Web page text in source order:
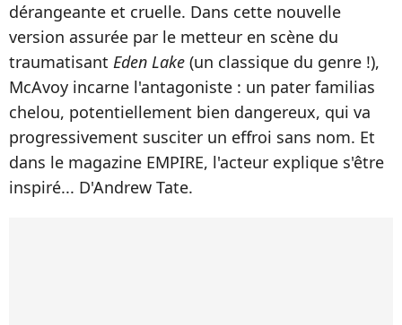
dérangeante et cruelle. Dans cette nouvelle
version assurée par le metteur en scène du
traumatisant Eden Lake (un classique du genre !),
McAvoy incarne l'antagoniste : un pater familias
chelou, potentiellement bien dangereux, qui va
progressivement susciter un effroi sans nom. Et
dans le magazine EMPIRE, l'acteur explique s'être
inspiré... D'Andrew Tate.